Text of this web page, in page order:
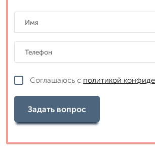
Соглашаюсь с политикой
Задать вопрос